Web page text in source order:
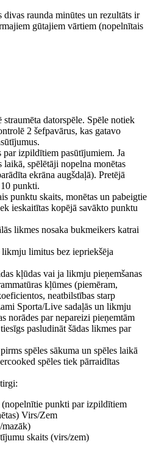
raunda minūtes un rezultāts ir
gūtajiem vārtiem (nopelnītais
datorspēle. Spēle notiek
2 šefpavārus, kas gatavo
par izpildītiem pasūtījumiem. Ja
spēlētāji nopelna monētas
ekrāna augšdaļā). Pretējā
punkti.
punktu skaits, monētas un pabeigtie
ieskaitītas kopējā savākto punktu
likmes nosaka bukmeikers katrai
limitus bez iepriekšēja
kļūdas vai ja likmju pieņemšanas
kļūmes (piemēram,
neatbilstības starp
Sporta/Live sadaļās un likmju
norādes par nepareizi pieņemtām
pasludināt šādas likmes par
spēles sākuma un spēles laikā
spēles tiek pārraidītas
punkti par izpildītiem
Virs/Zem
skaits (virs/zem)